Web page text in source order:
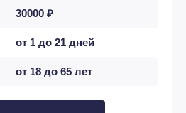
30000 ₽
от 1 до 21 дней
от 18 до 65 лет